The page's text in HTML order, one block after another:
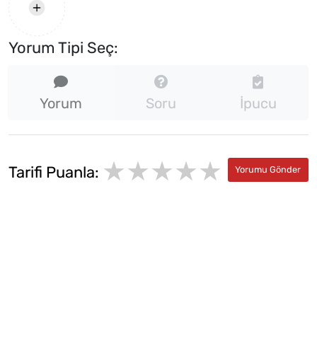
Yorum Tipi Seç:
Yorum Soru İpucu
Tarifi Puanla: ★★★★★
★
★